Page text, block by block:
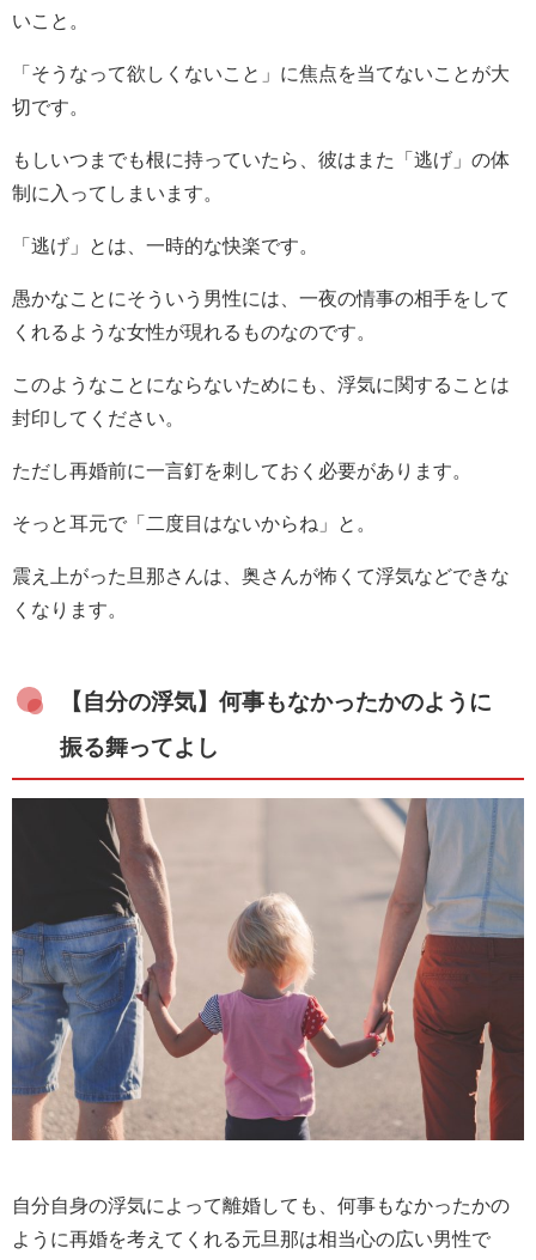
いこと。
「そうなって欲しくないこと」に焦点を当てないことが大
切です。
もしいつまでも根に持っていたら、彼はまた「逃げ」の体
制に入ってしまいます。
「逃げ」とは、一時的な快楽です。
愚かなことにそういう男性には、一夜の情事の相手をして
くれるような女性が現れるものなのです。
このようなことにならないためにも、浮気に関することは
封印してください。
ただし再婚前に一言釘を刺しておく必要があります。
そっと耳元で「二度目はないからね」と。
震え上がった旦那さんは、奥さんが怖くて浮気などできな
くなります。
【自分の浮気】何事もなかったかのように
振る舞ってよし
自分自身の浮気によって離婚しても、何事もなかったかの
ように再婚を考えてくれる元旦那は相当心の広い男性で